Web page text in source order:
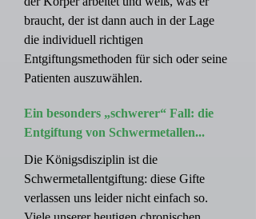
braucht, der ist dann auch in der Lage
die individuell richtigen
Entgiftungsmethoden für sich oder seine
Patienten auszuwählen.
Ein besonders „schwerer“ Fall: die
Entgiftung von Schwermetallen...
Die Königsdisziplin ist die
Schwermetallentgiftung: diese Gifte
verlassen uns leider nicht einfach so.